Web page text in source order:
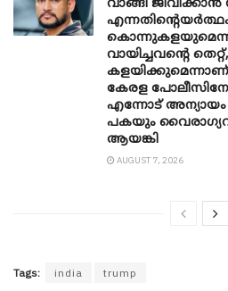
വാങ്ങി ജീവിക്കാൻ
വായിച്ചവന്റെ
കളയിക്കുമെന്നാണ്
കേരള
എന്നോട് അന്യായം
പകയും
ആയങ്കി
AUGUST 7, 2026
Tags: india trump